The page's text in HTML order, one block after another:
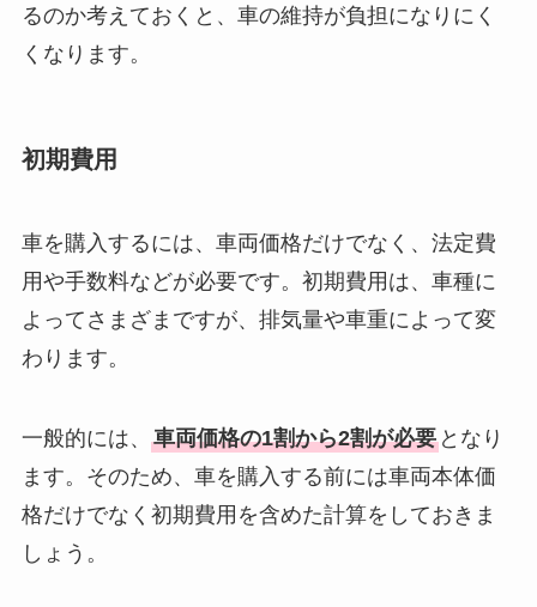
るのか考えておくと、車の維持が負担になりにく
くなります。
初期費用
車を購入するには、車両価格だけでなく、法定費
用や手数料などが必要です。初期費用は、車種に
よってさまざまですが、排気量や車重によって変
わります。
一般的には、 車両価格の1割から2割が必要となり
ます。そのため、車を購入する前には車両本体価
格だけでなく初期費用を含めた計算をしておきま
しょう。